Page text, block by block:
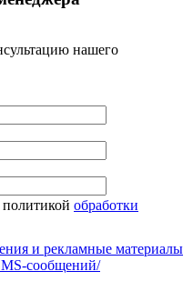
нашего
обработки
и рекламные материалы
сообщений/